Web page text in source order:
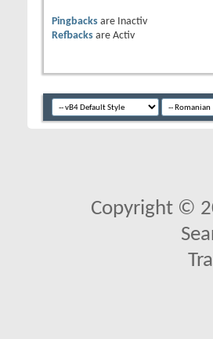
Pingbacks are
Inactiv
Refbacks are Activ
Copyright ©